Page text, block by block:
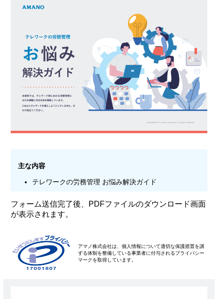
主な内容
テレワークの労務管理 お悩み解決ガイド
フォーム送信完了後、PDFファイルのダウンロード画面
が表示されます。
アマノ株式会社は、個人情報について適切な保護措置を講
ずる体制を整備している事業者に付与されるプライバシー
マークを取得しています。